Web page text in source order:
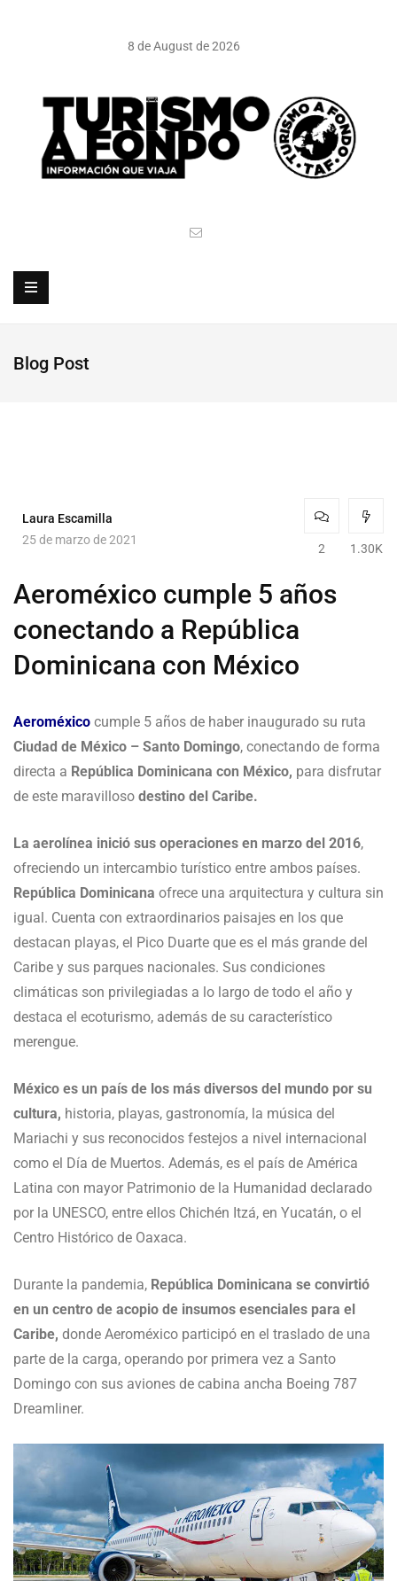
8 de August de 2026
Blog Post
Laura Escamilla
25 de marzo de 2021
2 1.30K
Aeroméxico cumple 5 años
conectando a República
Dominicana con México
Aeroméxico cumple 5 años de haber inaugurado su ruta
Ciudad de México – Santo Domingo, conectando de forma
directa a República Dominicana con México, para disfrutar
de este maravilloso destino del Caribe.
La aerolínea inició sus operaciones en marzo del 2016,
ofreciendo un intercambio turístico entre ambos países.
República Dominicana ofrece una arquitectura y cultura sin
igual. Cuenta con extraordinarios paisajes en los que
destacan playas, el Pico Duarte que es el más grande del
Caribe y sus parques nacionales. Sus condiciones
climáticas son privilegiadas a lo largo de todo el año y
destaca el ecoturismo, además de su característico
merengue.
México es un país de los más diversos del mundo por su
cultura, historia, playas, gastronomía, la música del
Mariachi y sus reconocidos festejos a nivel internacional
como el Día de Muertos. Además, es el país de América
Latina con mayor Patrimonio de la Humanidad declarado
por la UNESCO, entre ellos Chichén Itzá, en Yucatán, o el
Centro Histórico de Oaxaca.
Durante la pandemia, República Dominicana se convirtió
en un centro de acopio de insumos esenciales para el
Caribe, donde Aeroméxico participó en el traslado de una
parte de la carga, operando por primera vez a Santo
Domingo con sus aviones de cabina ancha Boeing 787
Dreamliner.